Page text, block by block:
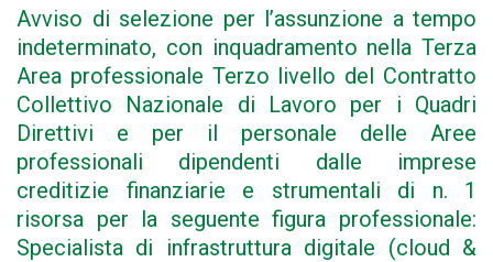
Avviso di selezione per l’assunzione a tempo
indeterminato, con inquadramento nella Terza
Area professionale Terzo livello del Contratto
Collettivo Nazionale di Lavoro per i Quadri
Direttivi e per il personale delle Aree
professionali dipendenti dalle imprese
creditizie finanziarie e strumentali di n. 1
risorsa per la seguente figura professionale:
Specialista di infrastruttura digitale (cloud &